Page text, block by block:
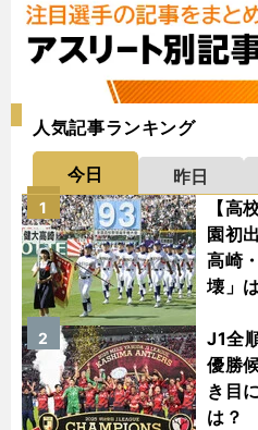
人気記事ランキング
今日 昨日
【高
園初
高崎
壊」
1
J1全
優勝
き目
は？
2